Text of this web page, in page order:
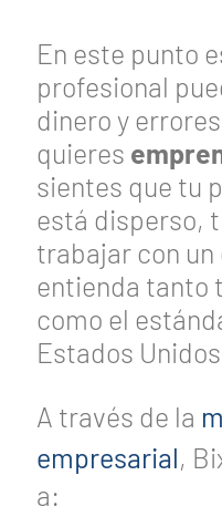
En este punto
profesional
dinero y
quieres
sientes que tu
está disperso,
trabajar con un
entienda tanto
como el
Estados
A través de la
empresarial,
a: